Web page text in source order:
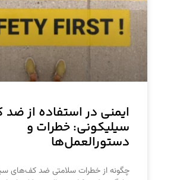
ایمنی در استفاده از
سیلیکونی: خطرات و
دستورالعمل‌ها
چگونه از خطرات سلامتی ضد کف‌های